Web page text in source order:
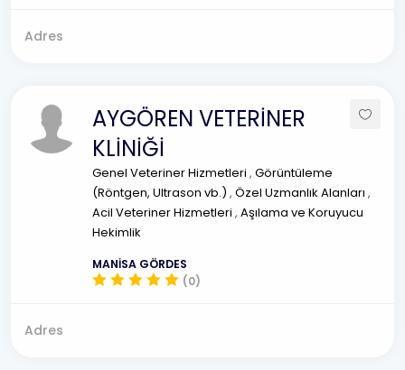
Adres
AYGÖREN VETERİNER
KLİNİĞİ
Genel Veteriner Hizmetleri , Görüntüleme
(Röntgen, Ultrason vb.) , Özel Uzmanlık Alanları ,
Acil Veteriner Hizmetleri , Aşılama ve Koruyucu
Hekimlik
MANİSA GÖRDES
(0)
Adres